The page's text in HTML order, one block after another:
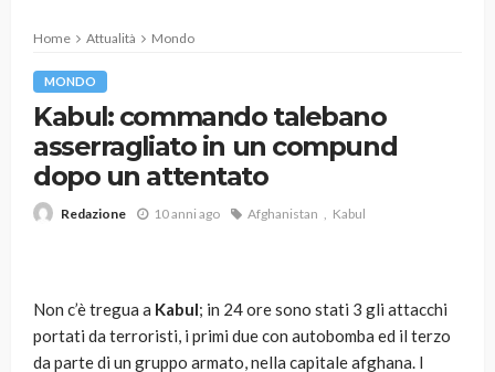
Home Attualità Mondo
MONDO
Kabul: commando talebano
asserragliato in un compund
dopo un attentato
Redazione 10 anni ago Afghanistan Kabul
Non c’è tregua a Kabul; in 24 ore sono stati 3 gli attacchi
portati da terroristi, i primi due con autobomba ed il terzo
da parte di un gruppo armato, nella capitale afghana. I